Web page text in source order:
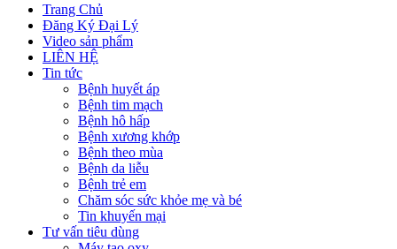
Trang Chủ
Đăng Ký Đại Lý
Video sản phẩm
LIÊN HỆ
Tin tức
Bệnh huyết áp
Bệnh tim mạch
Bệnh hô hấp
Bệnh xương khớp
Bệnh theo mùa
Bệnh da liễu
Bệnh trẻ em
Chăm sóc sức khỏe mẹ và bé
Tin khuyến mại
Tư vấn tiêu dùng